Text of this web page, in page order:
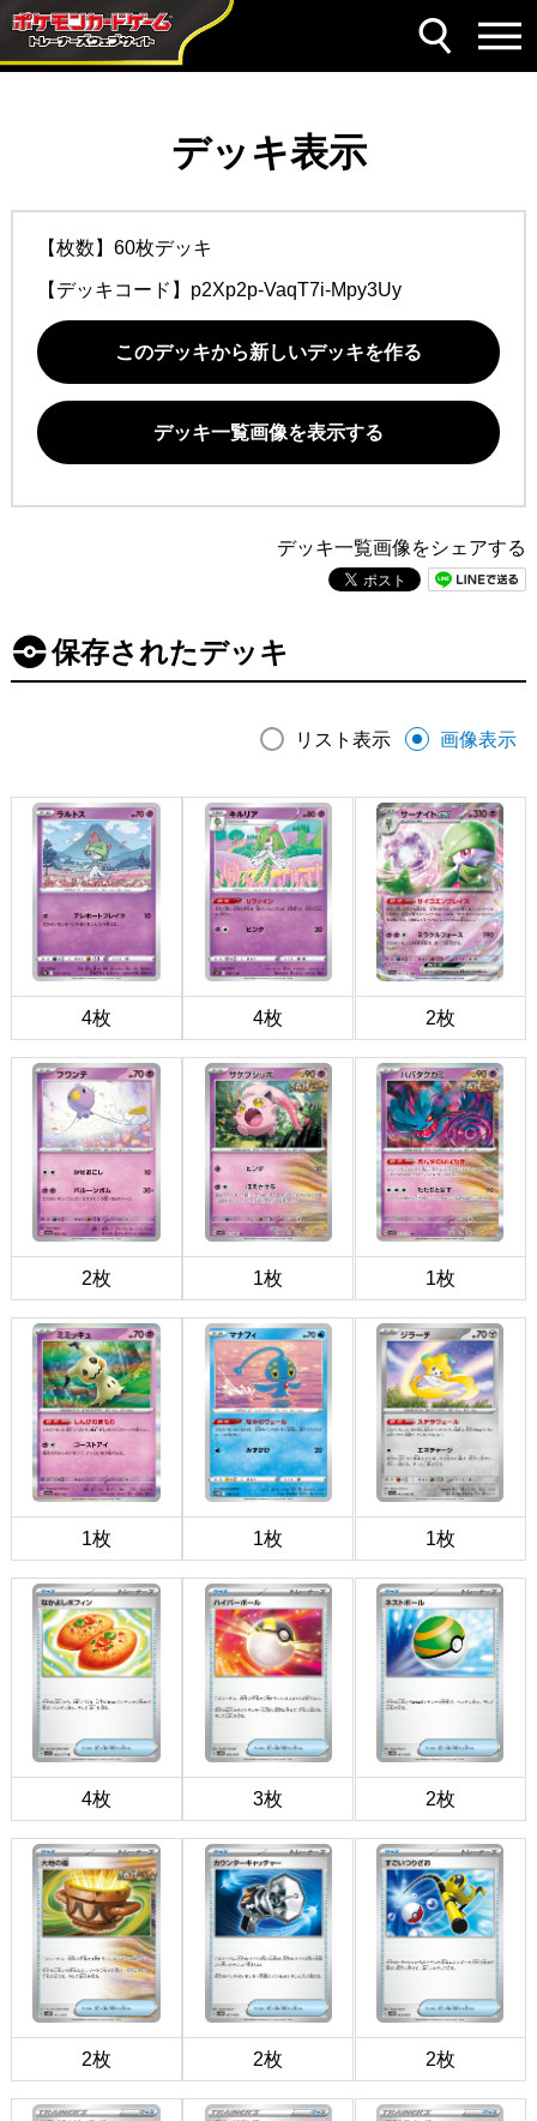
デッキ表示
【枚数】60枚デッキ
【デッキコード】 p2Xp2p-VaqT7i-Mpy3Uy
このデッキから新しいデッキを作る
デッキ一覧画像を表示する
デッキ一覧画像をシェアする
保存されたデッキ
リスト表示 画像表示
4枚 4枚 2枚
2枚 1枚 1枚
1枚 1枚 1枚
4枚 3枚 2枚
2枚 2枚 2枚